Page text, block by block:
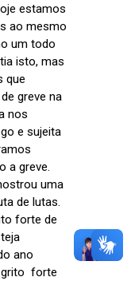
estamos
ao mesmo
um todo
isto, mas
que
greve na
nos
e sujeita
a greve.
uma
de lutas.
forte de
ano
grito forte